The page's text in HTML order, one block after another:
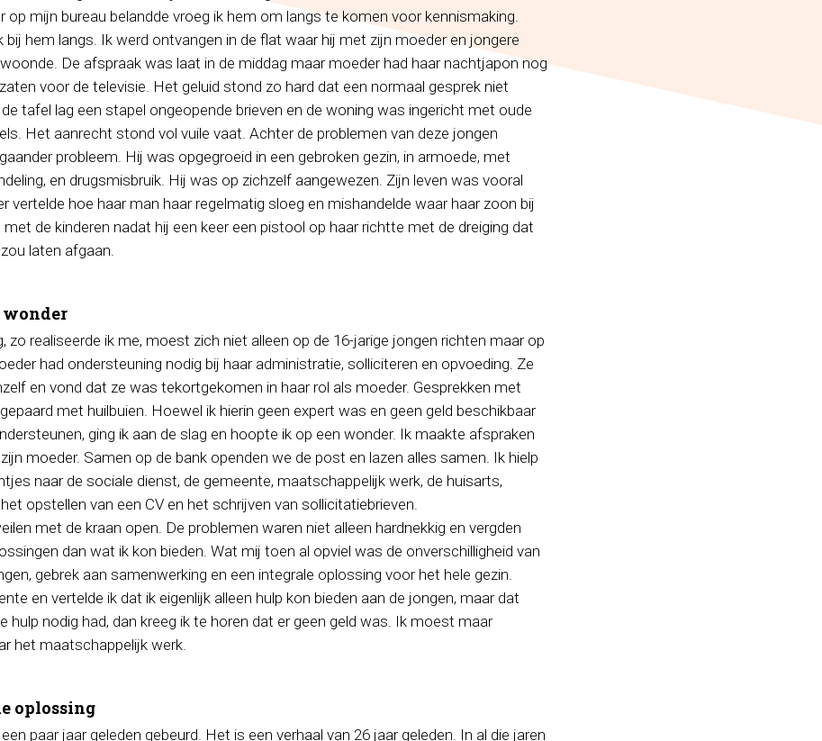
op mijn bureau belandde vroeg ik hem om langs te komen voor kennismaking.
bij hem langs. Ik werd ontvangen in de flat waar hij met zijn moeder en jongere
De afspraak was laat in de middag maar moeder had haar nachtjapon nog
voor de televisie. Het geluid stond zo hard dat een normaal gesprek niet
tafel lag een stapel ongeopende brieven en de woning was ingericht met oude
Het aanrecht stond vol vuile vaat. Achter de problemen van deze jongen
probleem. Hij was opgegroeid in een gebroken gezin, in armoede, met
en drugsmisbruik. Hij was op zichzelf aangewezen. Zijn leven was vooral
vertelde hoe haar man haar regelmatig sloeg en mishandelde waar haar zoon bij
de kinderen nadat hij een keer een pistool op haar richtte met de dreiging dat
laten afgaan.
wonder
zo realiseerde ik me, moest zich niet alleen op de 16-jarige jongen richten maar op
had ondersteuning nodig bij haar administratie, solliciteren en opvoeding. Ze
en vond dat ze was tekortgekomen in haar rol als moeder. Gesprekken met
met huilbuien. Hoewel ik hierin geen expert was en geen geld beschikbaar
ging ik aan de slag en hoopte ik op een wonder. Ik maakte afspraken
moeder. Samen op de bank openden we de post en lazen alles samen. Ik hielp
naar de sociale dienst, de gemeente, maatschappelijk werk, de huisarts,
opstellen van een CV en het schrijven van sollicitatiebrieven.
met de kraan open. De problemen waren niet alleen hardnekkig en vergden
dan wat ik kon bieden. Wat mij toen al opviel was de onverschilligheid van
gebrek aan samenwerking en een integrale oplossing voor het hele gezin.
en vertelde ik dat ik eigenlijk alleen hulp kon bieden aan de jongen, maar dat
hulp nodig had, dan kreeg ik te horen dat er geen geld was. Ik moest maar
het maatschappelijk werk.
oplossing
paar jaar geleden gebeurd. Het is een verhaal van 26 jaar geleden. In al die jaren